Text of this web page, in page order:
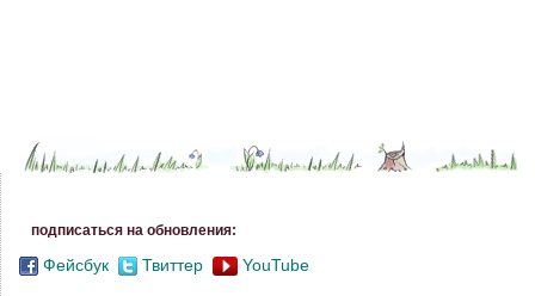
подписаться на обновления:
Фейсбук Твиттер YouTube